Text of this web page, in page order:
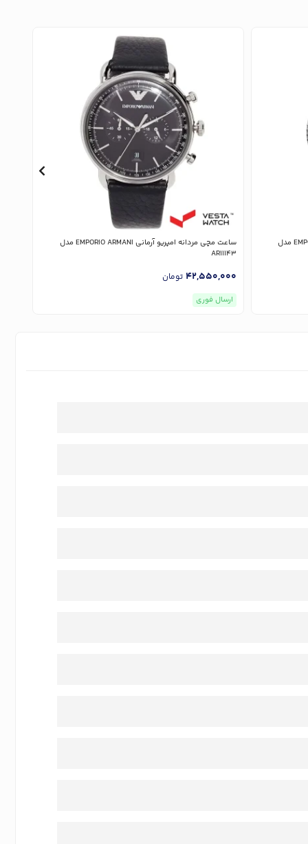
ساعت مچی مردانه امپریو آرمانی EMPORIO ARMANI مدل
ساعت مچی مردانه امپریو آرمانی EMPORIO ARMANI مدل
AR11143
42,550,000 تومان
ارسال فوری